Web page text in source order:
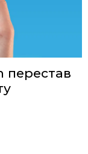
перестав